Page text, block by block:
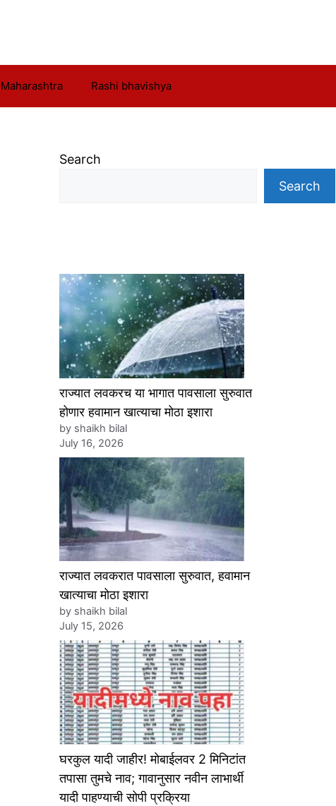
Maharashtra Rashi bhavishya
Search
Search
राज्यात लवकरच या भागात पावसाला सुरुवात
होणार हवामान खात्याचा मोठा इशारा
by shaikh bilal
July 16, 2026
राज्यात लवकरात पावसाला सुरुवात, हवामान
खात्याचा मोठा इशारा
by shaikh bilal
July 15, 2026
घरकुल यादी जाहीर! मोबाईलवर 2 मिनिटांत
तपासा तुमचे नाव; गावानुसार नवीन लाभार्थी
यादी पाहण्याची सोपी प्रक्रिया